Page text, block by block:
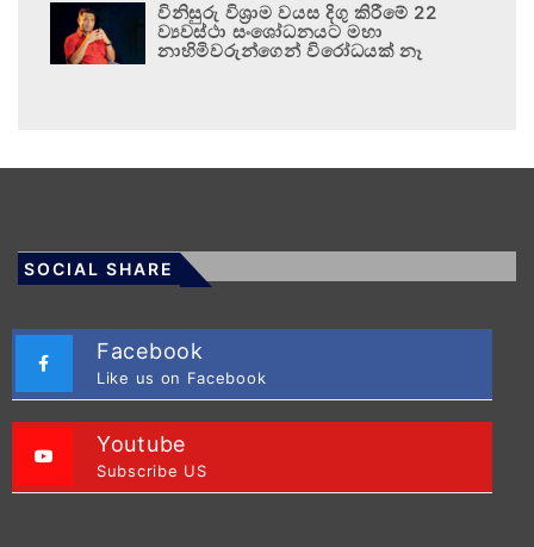
විනිසුරු විශ්‍රාම වයස දිගු කිරීමේ 22
ව්‍යවස්ථා සංශෝධනයට මහා
නාහිමිවරුන්ගෙන් විරෝධයක් නෑ
SOCIAL SHARE
Facebook
Like us on Facebook
Youtube
Subscribe US